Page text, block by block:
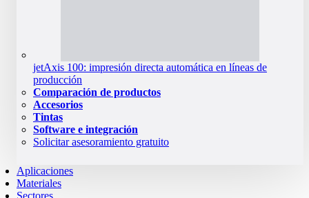
jetAxis 100: impresión directa automática en líneas de
producción
Comparación de productos
Accesorios
Tintas
Software e integración
Solicitar asesoramiento gratuito
Aplicaciones
Materiales
Sectores